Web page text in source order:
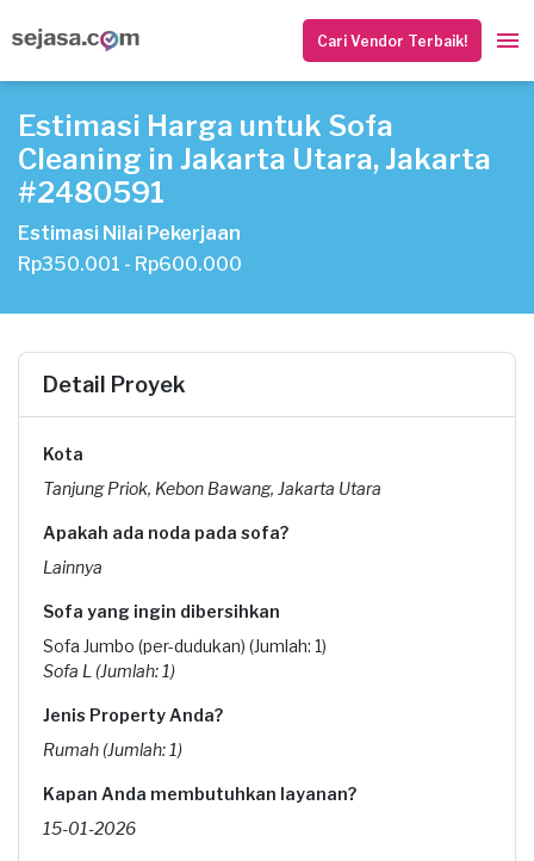
Cari Vendor Terbaik!
Estimasi Harga untuk Sofa
Cleaning in Jakarta Utara, Jakarta
#2480591
Estimasi Nilai Pekerjaan
Rp350.001 - Rp600.000
Detail Proyek
Kota
Tanjung Priok, Kebon Bawang, Jakarta Utara
Apakah ada noda pada sofa?
Lainnya
Sofa yang ingin dibersihkan
Sofa Jumbo (per-dudukan) (Jumlah: 1)
Sofa L (Jumlah: 1)
Jenis Property Anda?
Rumah (Jumlah: 1)
Kapan Anda membutuhkan layanan?
15-01-2026